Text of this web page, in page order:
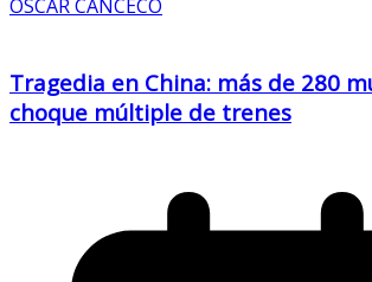
OSCAR CANCECO
Tragedia en China: más de 280
choque múltiple de trenes